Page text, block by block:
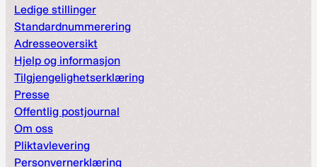
Ledige stillinger
Standardnummerering
Adresseoversikt
Hjelp og informasjon
Tilgjengelighetserklæring
Presse
Offentlig postjournal
Om oss
Pliktavlevering
Personvernerklæring